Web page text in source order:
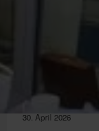
30. April 2026